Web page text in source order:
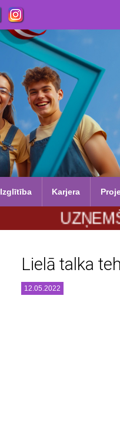
Izglītība Karjera
Lielā talka
12.05.2022